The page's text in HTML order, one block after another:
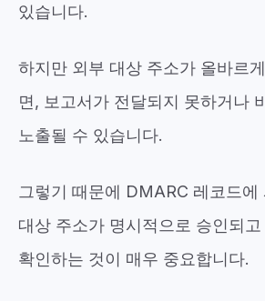
있습니다.
하지만 외부 대상 주소가 올바르
면, 보고서가 전달되지 못하거나
노출될 수 있습니다.
그렇기 때문에 DMARC 레코드에
대상 주소가 명시적으로 승인되
확인하는 것이 매우 중요합니다.